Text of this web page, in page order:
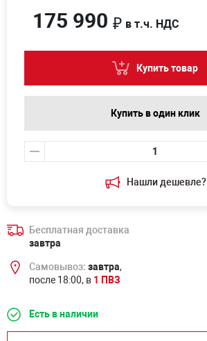
Нашли дешевле?
175 990 ₽ в т.ч. НДС
Купить товар
Купить в один клик
Бесплатная доставка
завтра
Самовывоз: завтра,
после 18:00, в 1 ПВЗ
Есть в наличии